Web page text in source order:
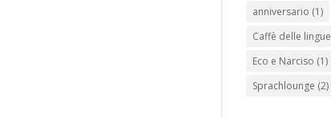
anniversario (1)
Caffè delle lingue
Eco e Narciso (1)
Sprachlounge (2)